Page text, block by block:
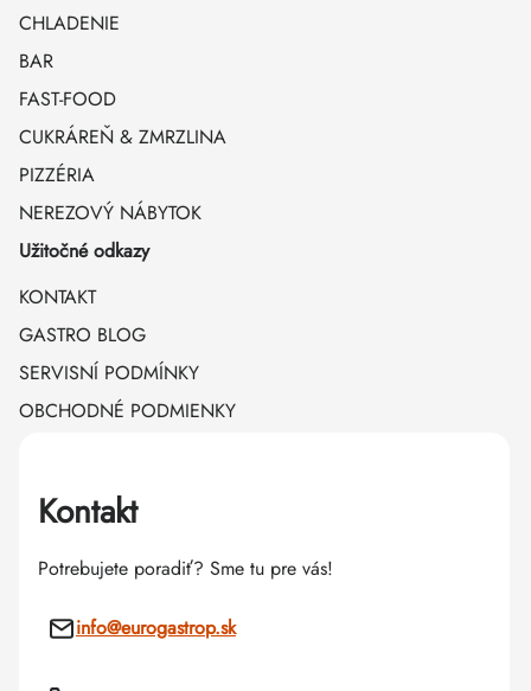
CHLADENIE
BAR
FAST-FOOD
CUKRÁREŇ & ZMRZLINA
PIZZÉRIA
NEREZOVÝ NÁBYTOK
Užitočné odkazy
KONTAKT
GASTRO BLOG
SERVISNÍ PODMÍNKY
OBCHODNÉ PODMIENKY
Kontakt
Potrebujete poradiť? Sme tu pre vás!
info@eurogastrop.sk